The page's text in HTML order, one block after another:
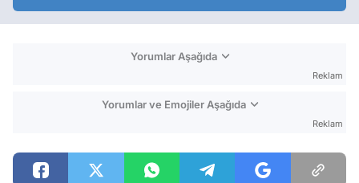
Yorumlar Aşağıda
Reklam
Yorumlar ve Emojiler Aşağıda
Reklam